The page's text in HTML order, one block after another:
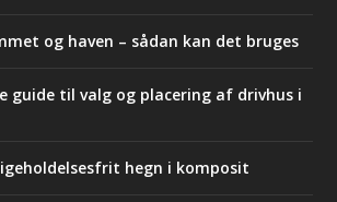
og haven – sådan kan det bruges
guide til valg og placering af drivhus i
hegn i komposit